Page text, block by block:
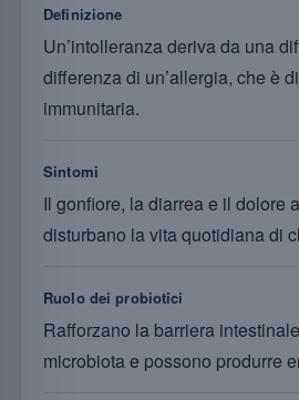
Definizione
Un’intolleranza deriva da una
differenza di un’allergia, che è
immunitaria.
Sintomi
Il gonfiore, la diarrea e il dolore
disturbano la vita quotidiana di
Ruolo dei probiotici
Rafforzano la barriera
microbiota e possono produrre